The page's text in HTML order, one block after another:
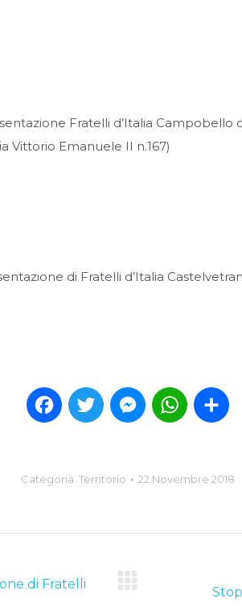
Fratelli d’Italia
Vittorio Emanuele II n.167)
di Fratelli d’Italia
FacebookTwitterMessenger
Categoria: Territorio 22 Novembre 2018
di Fratelli